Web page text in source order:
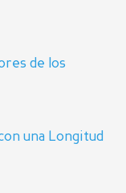
de los
una Longitud